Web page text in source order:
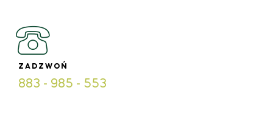
ZADZWOŃ
883 - 985 - 553